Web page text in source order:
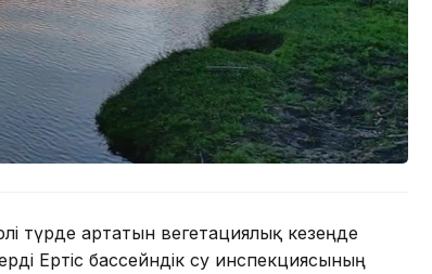
түрде артатын вегетациялық кезеңде
Ертіс бассейндік су инспекциясының